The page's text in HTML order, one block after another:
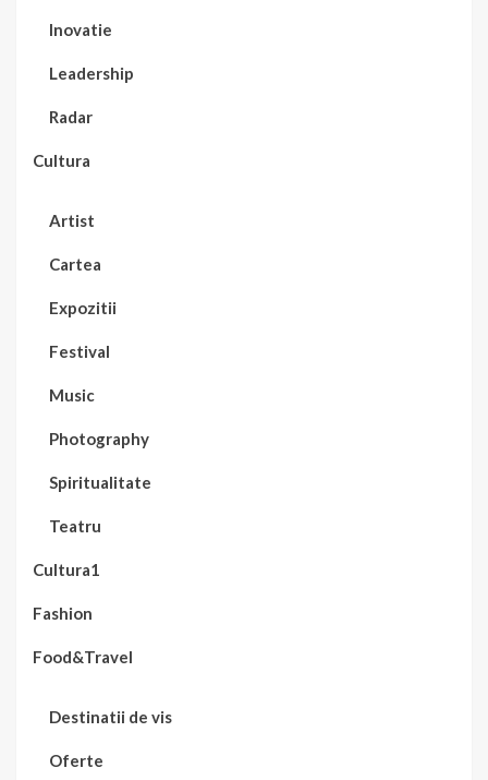
Inovatie
Leadership
Radar
Cultura
Artist
Cartea
Expozitii
Festival
Music
Photography
Spiritualitate
Teatru
Cultura1
Fashion
Food&Travel
Destinatii de vis
Oferte